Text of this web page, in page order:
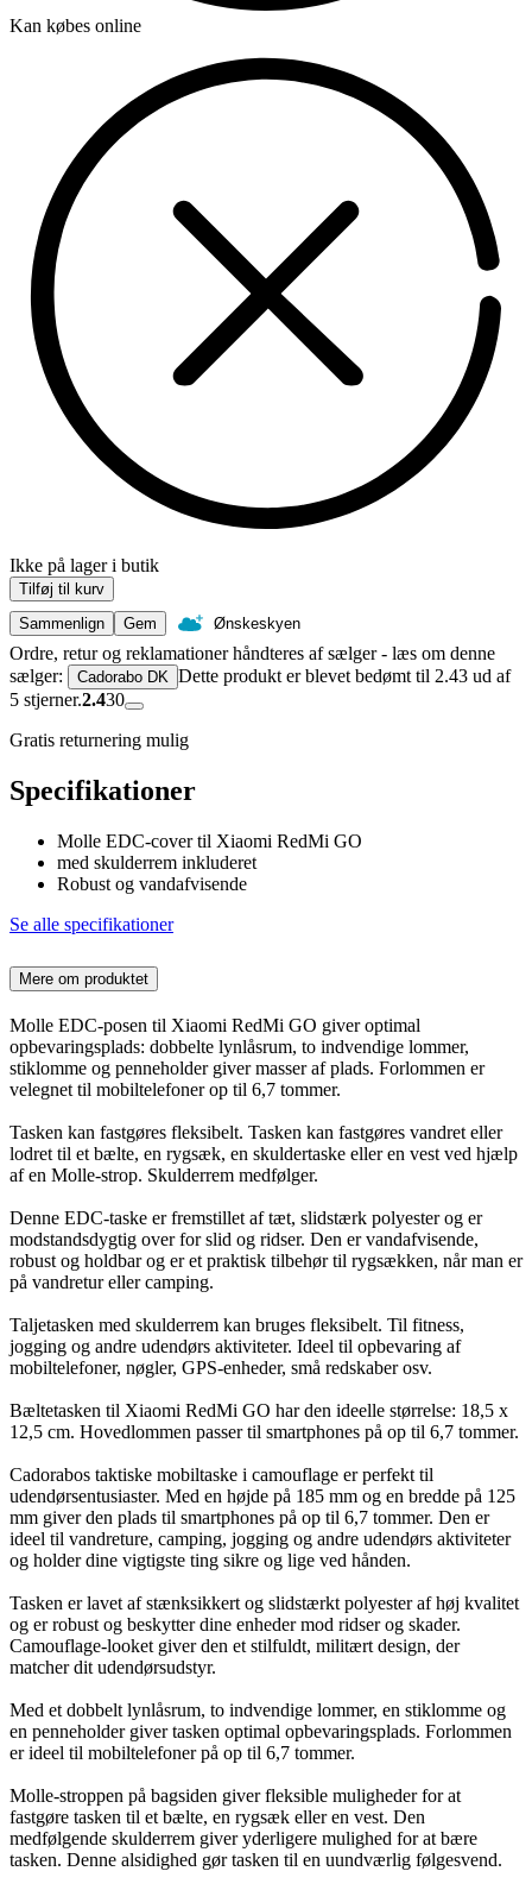
Kan købes online
Ikke på lager i butik
Tilføj til kurv
Sammenlign
Gem Ønskeskyen
Ordre, retur og reklamationer håndteres af sælger - læs om denne
sælger:
Cadorabo DK Dette produkt er blevet bedømt til 2.43 ud af
5 stjerner.2.430
Gratis returnering mulig
Specifikationer
Molle EDC-cover til Xiaomi RedMi GO
med skulderrem inkluderet
Robust og vandafvisende
Se alle specifikationer
Mere om produktet
Molle EDC-posen til Xiaomi RedMi GO giver optimal
opbevaringsplads: dobbelte lynlåsrum, to indvendige lommer,
stiklomme og penneholder giver masser af plads. Forlommen er
velegnet til mobiltelefoner op til 6,7 tommer.
Tasken kan fastgøres fleksibelt. Tasken kan fastgøres vandret eller
lodret til et bælte, en rygsæk, en skuldertaske eller en vest ved hjælp
af en Molle-strop. Skulderrem medfølger.
Denne EDC-taske er fremstillet af tæt, slidstærk polyester og er
modstandsdygtig over for slid og ridser. Den er vandafvisende,
robust og holdbar og er et praktisk tilbehør til rygsækken, når man er
på vandretur eller camping.
Taljetasken med skulderrem kan bruges fleksibelt. Til fitness,
jogging og andre udendørs aktiviteter. Ideel til opbevaring af
mobiltelefoner, nøgler, GPS-enheder, små redskaber osv.
Bæltetasken til Xiaomi RedMi GO har den ideelle størrelse: 18,5 x
12,5 cm. Hovedlommen passer til smartphones på op til 6,7 tommer.
Cadorabos taktiske mobiltaske i camouflage er perfekt til
udendørsentusiaster. Med en højde på 185 mm og en bredde på 125
mm giver den plads til smartphones på op til 6,7 tommer. Den er
ideel til vandreture, camping, jogging og andre udendørs aktiviteter
og holder dine vigtigste ting sikre og lige ved hånden.
Tasken er lavet af stænksikkert og slidstærkt polyester af høj kvalitet
og er robust og beskytter dine enheder mod ridser og skader.
Camouflage-looket giver den et stilfuldt, militært design, der
matcher dit udendørsudstyr.
Med et dobbelt lynlåsrum, to indvendige lommer, en stiklomme og
en penneholder giver tasken optimal opbevaringsplads. Forlommen
er ideel til mobiltelefoner på op til 6,7 tommer.
Molle-stroppen på bagsiden giver fleksible muligheder for at
fastgøre tasken til et bælte, en rygsæk eller en vest. Den
medfølgende skulderrem giver yderligere mulighed for at bære
tasken. Denne alsidighed gør tasken til en uundværlig følgesvend.